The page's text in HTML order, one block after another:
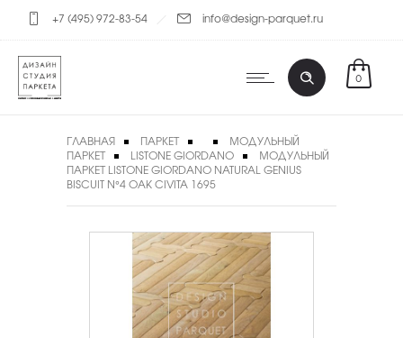
+7 (495) 972-83-54 info@design-parquet.ru
0
ГЛАВНАЯ ПАРКЕТ
МОДУЛЬНЫЙ
ПАРКЕТ
LISTONE GIORDANO
МОДУЛЬНЫЙ
ПАРКЕТ LISTONE GIORDANO NATURAL GENIUS
BISCUIT N°4 OAK CIVITA 1695